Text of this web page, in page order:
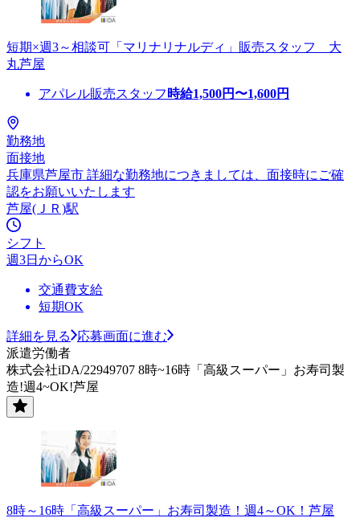
短期×週3～相談可「マリナリナルディ」販売スタッフ 大
丸芦屋
アパレル販売スタッフ 時給1,500円〜1,600円
勤務地
面接地
兵庫県芦屋市 詳細な勤務地につきましては、面接時にご確
認をお願いいたします
芦屋(ＪＲ)駅
シフト
週3日からOK
交通費支給
短期OK
詳細を見る
応募画面に進む
派遣労働者
株式会社iDA/22949707 8時~16時「高級スーパー」お寿司製
造!週4~OK!芦屋
8時～16時「高級スーパー」お寿司製造！週4～OK！芦屋